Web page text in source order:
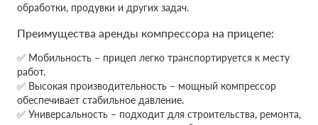
обработки, продувки и других задач.
Преимущества аренды компрессора на прицепе:
✅ Мобильность – прицеп легко транспортируется к месту
работ.
✅ Высокая производительность – мощный компрессор
обеспечивает стабильное давление.
✅ Универсальность – подходит для строительства, ремонта,